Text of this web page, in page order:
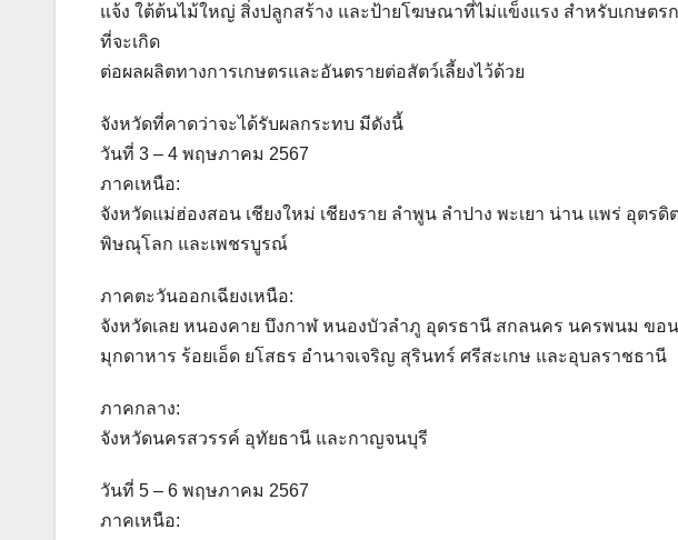
แจ้ง ใต้ต้นไม้ใหญ่ สิ่งปลูกสร้าง และป้ายโฆษณาที่ไม่แข็งแรง สำหรับเกษตร
ที่จะเกิด
ต่อผลผลิตทางการเกษตรและอันตรายต่อสัตว์เลี้ยงไว้ด้วย
จังหวัดที่คาดว่าจะได้รับผลกระทบ มีดังนี้
วันที่ 3 – 4 พฤษภาคม 2567
ภาคเหนือ:
จังหวัดแม่ฮ่องสอน เชียงใหม่ เชียงราย ลำพูน ลำปาง พะเยา น่าน แพร่ อุตร
พิษณุโลก และเพชรบูรณ์
ภาคตะวันออกเฉียงเหนือ:
จังหวัดเลย หนองคาย บึงกาฬ หนองบัวลำภู อุดรธานี สกลนคร นครพนม ขอ
มุกดาหาร ร้อยเอ็ด ยโสธร อำนาจเจริญ สุรินทร์ ศรีสะเกษ และอุบลราชธานี
ภาคกลาง:
จังหวัดนครสวรรค์ อุทัยธานี และกาญจนบุรี
วันที่ 5 – 6 พฤษภาคม 2567
ภาคเหนือ: